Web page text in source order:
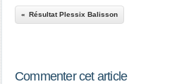
Résultat Plessix Balisson
Commenter cet article